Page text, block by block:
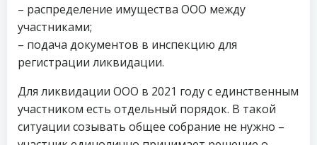
– распределение имущества ООО между
участниками;
– подача документов в инспекцию для
регистрации ликвидации.
Для ликвидации ООО в 2021 году с единственным
участником есть отдельный порядок. В такой
ситуации созывать общее собрание не нужно –